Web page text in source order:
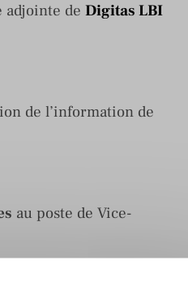
adjointe de Digitas LBI
de l’information de
au poste de Vice-